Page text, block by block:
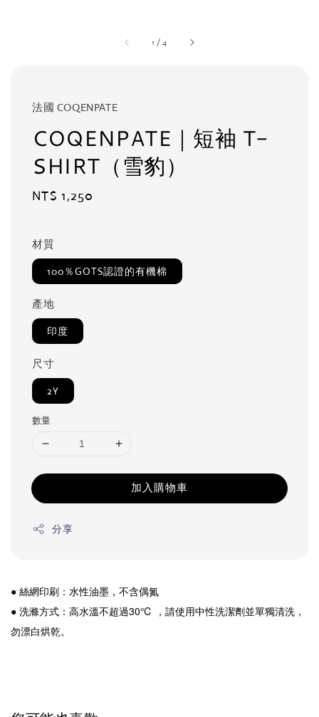
1 /4
法國 COQENPATE
COQENPATE｜短袖 T-
SHIRT（雪豹）
Regular
NT$ 1,250
材質
100％GOTS認證的有機棉
產地
印度
尺寸
2Y
數量
加入購物車
分享
● 絲網印刷：水性油墨，不含偶氮
● 洗滌方式：高水溫不超過30℃ ，請使用中性洗潔劑並單獨清洗，
勿漂白烘乾。